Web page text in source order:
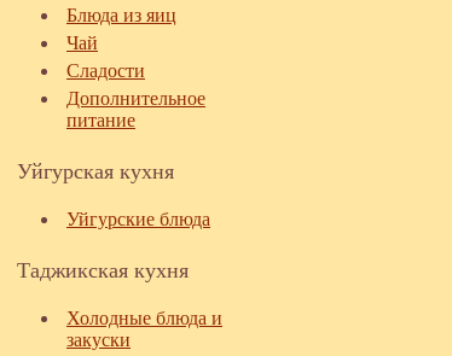
Блюда из яиц
Чай
Сладости
Дополнительное
питание
Уйгурская кухня
Уйгурские блюда
Таджикская кухня
Холодные блюда и
закуски